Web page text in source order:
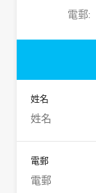
電郵:
姓名
電郵